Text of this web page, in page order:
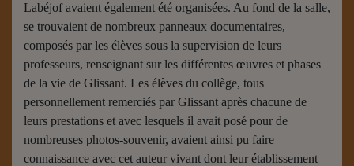
Labéjof avaient également été organisées. Au fond de la salle,
se trouvaient de nombreux panneaux documentaires,
composés par les élèves sous la supervision de leurs
professeurs, renseignant sur les différentes œuvres et phases
de la vie de Glissant. Les élèves du collège, tous
personnellement remerciés par Glissant après chacune de
leurs prestations et avec lesquels il avait posé pour de
nombreuses photos-souvenir, avaient ainsi pu faire
connaissance avec cet auteur vivant dont leur établissement